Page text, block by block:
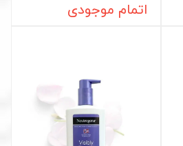
اتمام موجودی